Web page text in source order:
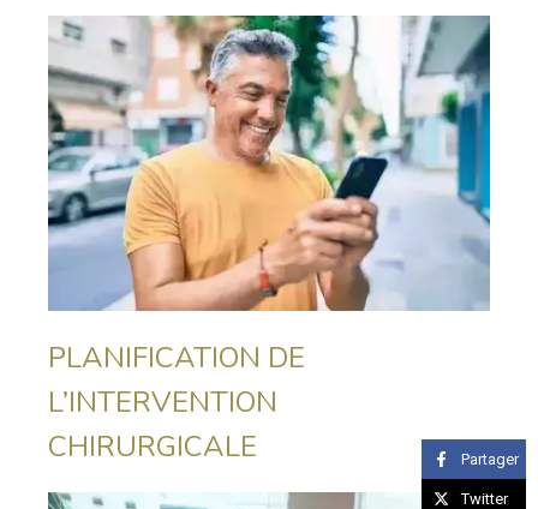
PLANIFICATION DE
L’INTERVENTION
CHIRURGICALE
Partager
Twitter